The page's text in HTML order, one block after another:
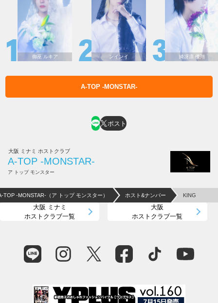
御巫 ルキア ンインイ 綺冴凛 優翔
A-TOP -MONSTAR-
ポスト
大阪 ミナミ ホストクラブ
A-TOP -MONSTAR-
ア トップ モンスター
TOP -MONSTAR-（ア トップ モンスター） ホスト&ナンバー KING
大阪 ミナミ
ホストクラブ一覧
大阪
ホストクラブ一覧